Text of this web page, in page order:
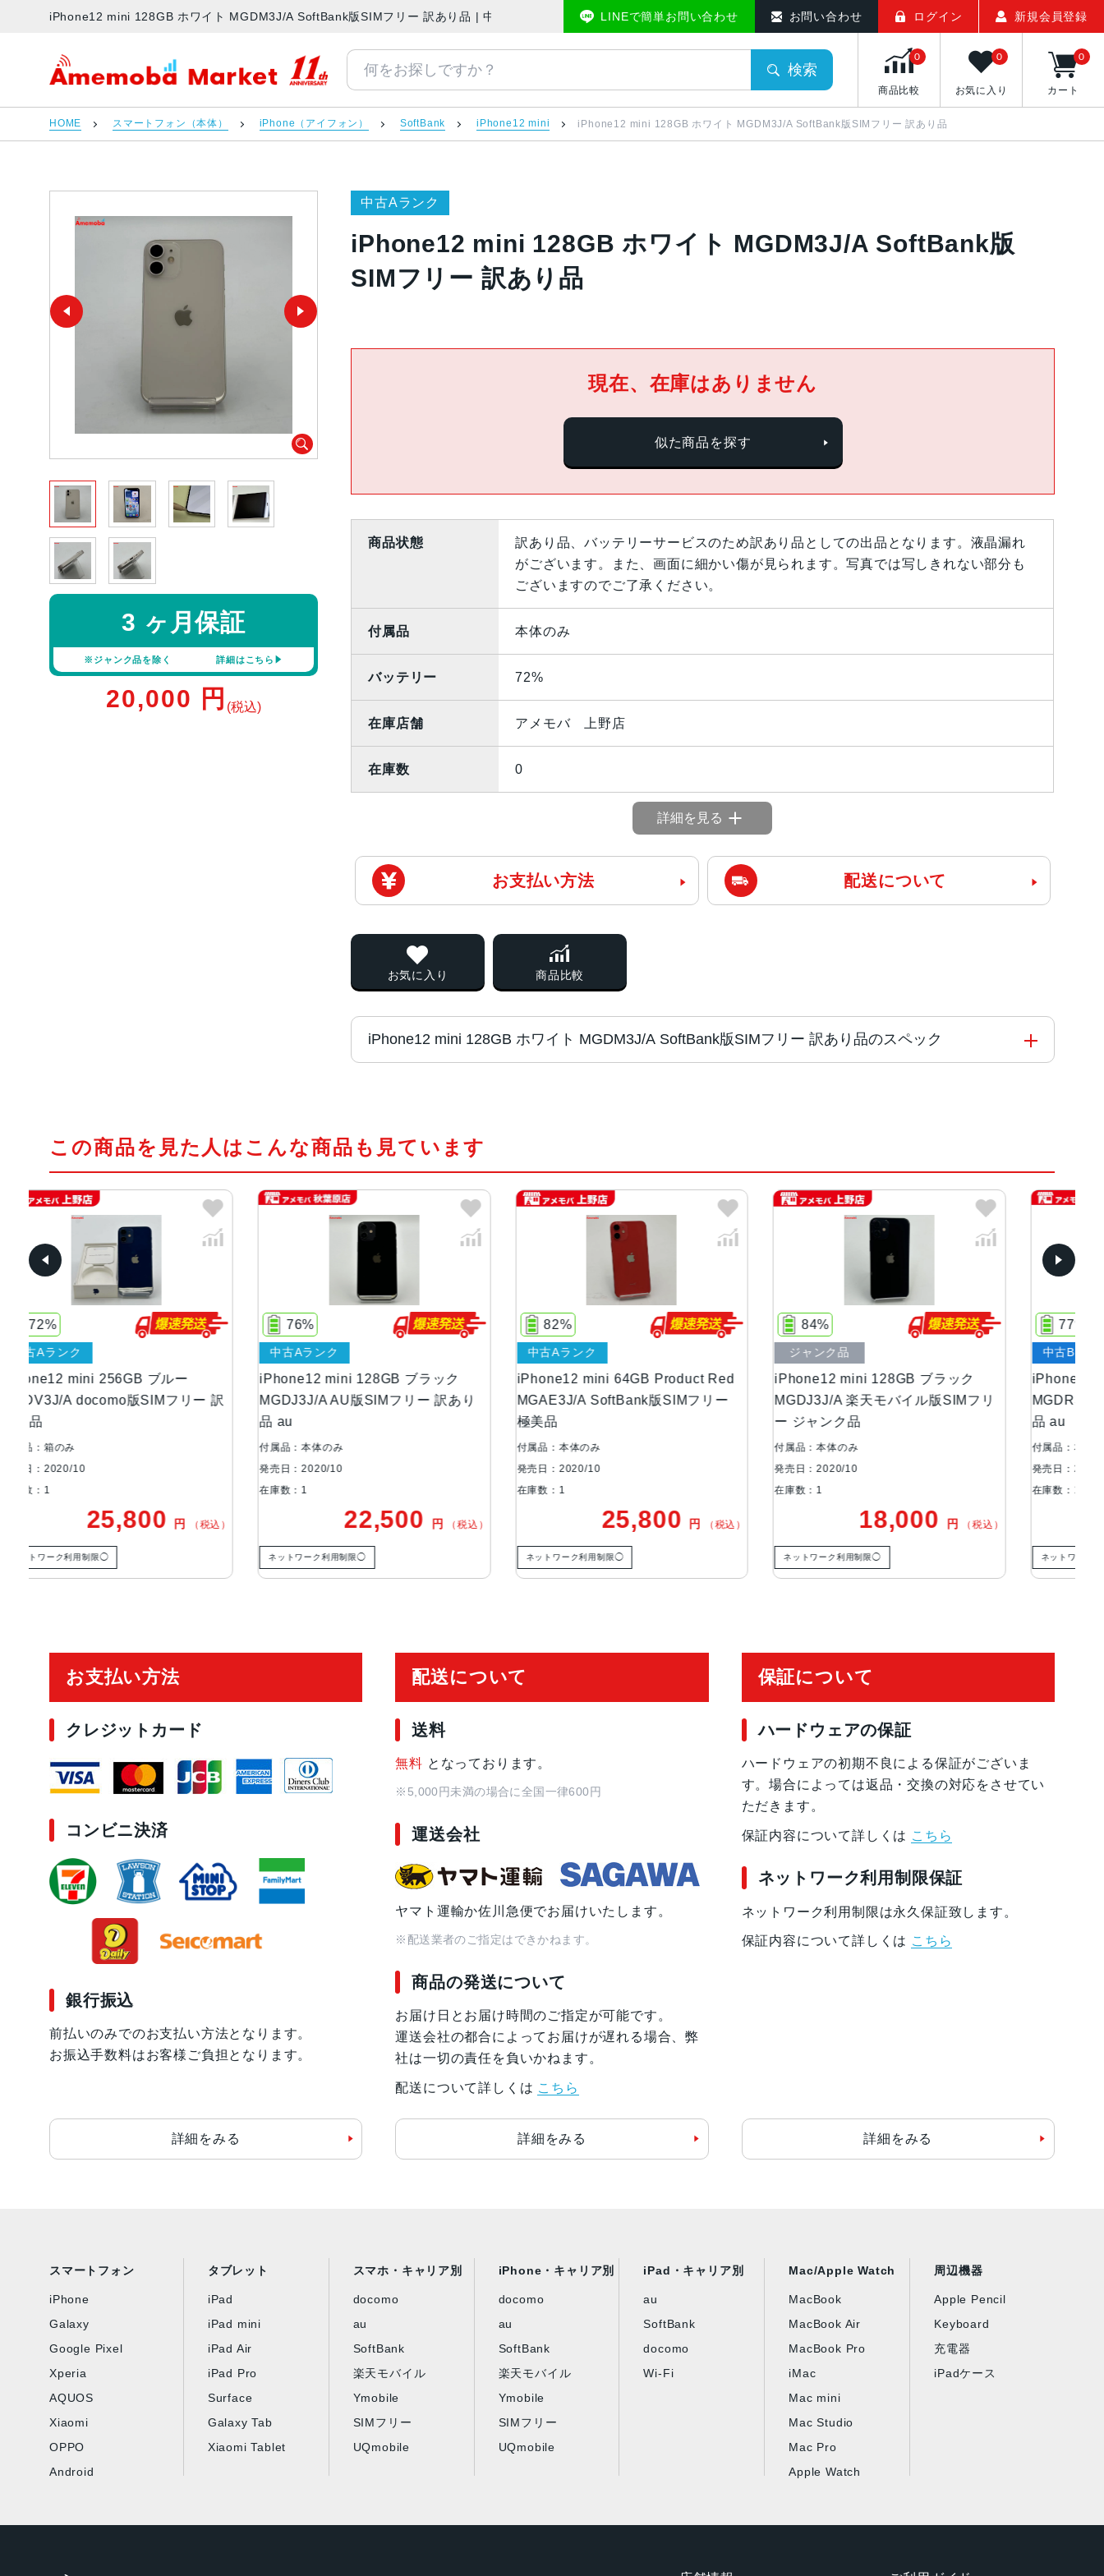
iPhone12 mini 128GB ホワイト MGDM3J/A SoftBank版SIMフリー 訳あり品 | 中古スマホ販売のアメモバマーケット
LINEで簡単お問い合わせ お問い合わせ ログイン 新規会員登録
アメモバマーケット
検索
商品比較
0
お気に入り
0
カート
0
HOME スマートフォン（本体） iPhone（アイフォン） SoftBank iPhone12 mini iPhone12 mini 128GB ホワイト MGDM3J/A SoftBank版SIMフリー 訳あり品
中古Aランク
iPhone12 mini 128GB ホワイト MGDM3J/A SoftBank版
SIMフリー 訳あり品
3 ヶ月保証
※ジャンク品を除く 詳細はこちら
20,000 円 (税込)
現在、在庫はありません
似た商品を探す
商品状態
訳あり品、バッテリーサービスのため訳あり品としての出品となります。液晶漏れ
がございます。また、画面に細かい傷が見られます。写真では写しきれない部分も
ございますのでご了承ください。
付属品 本体のみ
バッテリー 72%
在庫店舗 アメモバ 上野店
在庫数 0
詳細を見る
お支払い方法 配送について
お気に入り 商品比較
iPhone12 mini 128GB ホワイト MGDM3J/A SoftBank版SIMフリー 訳あり品のスペック
発売日
質量 133g
画面解像度
ストレージ容量 64GB, 128GB, 256GB
本体素材 アルミニウム, ガラス
5G
CDMA方式, GSM方式
レンズ数 デュアルレンズ
保護 耐指紋撥油コーティング, 防塵, 防水, 防滴
認証機能 顔認証
搭載センサー
ジャイロセンサー, デジタルコンパス, 加速度計, 周囲光センサー, 気圧センサー, 近
SIMスロット数 シングルSIM+eSIM
前面カメラ解像度 1,200万画素
この商品を見た人はこんな商品も見ています
iPhone12 mini 128GB ブラック
MGDJ3J/A AU版SIMフリー 訳あり
中古Aランク
付属品：本体のみ
発売日：2020/10
22,500
ネットワーク利用制限◯
iPhone12 mini 64GB Product Red
MGAE3J/A SoftBank版SIMフリー
中古Aランク
付属品：本体のみ
発売日：2020/10
25,800
ネットワーク利用制限◯
iPhone12 mini 128GB ブラック
MGDJ3J/A 楽天モバイル版SIMフリ
ジャンク品
付属品：本体のみ
発売日：2020/10
18,000
ネットワーク利用制限◯
iPhone12 mini 256GB ブラック
MGDR3J/A AU版SIMフリー 訳あり
品 au
中古Bランク
付属品：本体のみ
発売日：2020/10
24,800
ネットワーク利用制限◯
お支払い方法
クレジットカード
コンビニ決済
銀行振込
前払いのみでのお支払い方法となります。
お振込手数料はお客様ご負担となります。
詳細をみる
配送について
送料
無料 となっております。
※5,000円未満の場合に全国一律600円
運送会社
ヤマト運輸か佐川急便でお届けいたします。
※配送業者のご指定はできかねます。
商品の発送について
お届け日とお届け時間のご指定が可能です。
運送会社の都合によってお届けが遅れる場合、弊
社は一切の責任を負いかねます。
配送について詳しくは こちら
詳細をみる
保証について
ハードウェアの保証
ハードウェアの初期不良による保証がございま
す。場合によっては返品・交換の対応をさせてい
ただきます。
保証内容について詳しくは こちら
ネットワーク利用制限保証
ネットワーク利用制限は永久保証致します。
保証内容について詳しくは こちら
詳細をみる
スマートフォン
iPhone
Galaxy
Google Pixel
Xperia
AQUOS
Xiaomi
OPPO
Android
タブレット
iPad
iPad mini
iPad Air
iPad Pro
Surface
Galaxy Tab
Xiaomi Tablet
スマホ・キャリア別
docomo
au
SoftBank
楽天モバイル
Ymobile
SIMフリー
UQmobile
iPhone・キャリア別
docomo
au
SoftBank
楽天モバイル
Ymobile
SIMフリー
UQmobile
iPad・キャリア別
au
SoftBank
docomo
Wi-Fi
Mac/Apple Watch
MacBook
MacBook Air
MacBook Pro
iMac
Mac mini
Mac Studio
Mac Pro
Apple Watch
周辺機器
Apple Pencil
Keyboard
充電器
iPadケース